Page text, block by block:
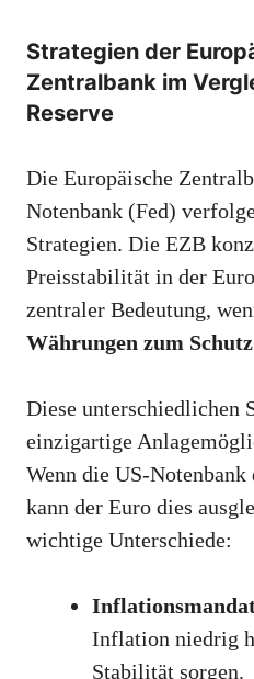
Strategien der
Zentralbank im
Reserve
Die Europäische
Notenbank (Fed)
Strategien. Die EZB
Preisstabilität in der
zentraler Bedeutung,
Währungen zum
Diese unterschiedlichen
einzigartige
Wenn die US-
kann der Euro dies
wichtige Unterschiede:
Inflation niedrig
Stabilität sorgen.